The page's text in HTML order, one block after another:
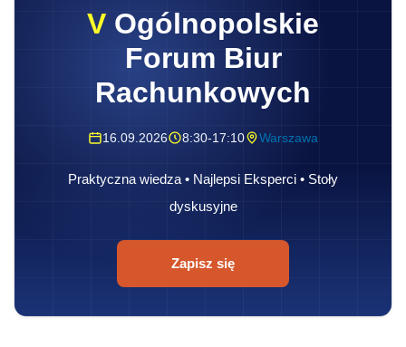
V Ogólnopolskie
Forum Biur
Rachunkowych
16.09.2026 8:30-17:10 Warszawa
Praktyczna wiedza • Najlepsi Eksperci • Stoły
dyskusyjne
Zapisz się